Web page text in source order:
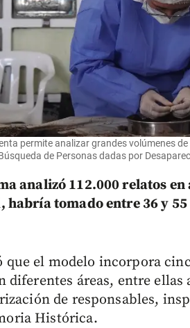
permite analizar grandes volúmenes
de Personas dadas por
analizó 112.000 relatos
habría tomado entre 36 y
que el modelo incorpora
diferentes áreas, entre
de responsables,
Histórica.